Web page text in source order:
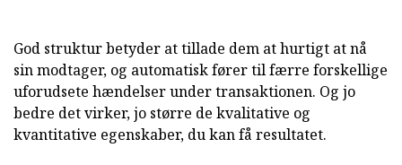
God struktur betyder at tillade dem at hurtigt at nå
sin modtager, og automatisk fører til færre forskellige
uforudsete hændelser under transaktionen. Og jo
bedre det virker, jo større de kvalitative og
kvantitative egenskaber, du kan få resultatet.